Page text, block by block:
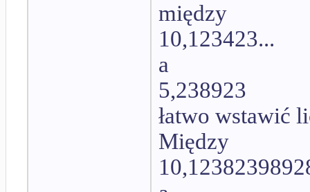
między
10,123423...
a
5,238923
łatwo wstawić
Między